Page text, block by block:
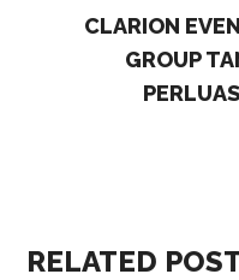
CLARION
GROUP
RELATED